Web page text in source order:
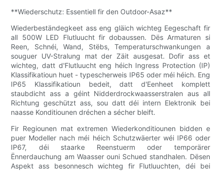
**Wiederschutz: Essentiell fir den Outdoor-Asaz**
Wiederbeständegkeet ass eng gläich wichteg Eegeschaft fir
all 500W LED Flutluucht fir dobaussen. Dës Armaturen si
Reen, Schnéi, Wand, Stëbs, Temperaturschwankungen a
souguer UV-Stralung mat der Zäit ausgesat. Dofir ass et
wichteg, datt d'Flutluucht eng héich Ingress Protection (IP)
Klassifikatioun huet - typescherweis IP65 oder méi héich. Eng
IP65 Klassifikatioun bedeit, datt d'Eenheet komplett
staubdicht ass a géint Nidderdrockwaasserstralen aus all
Richtung geschützt ass, sou datt déi intern Elektronik bei
naasse Konditiounen dréchen a sécher bleift.
Fir Regiounen mat extremen Wiederkonditiounen bidden e
puer Modeller nach méi héich Schutzwäerter wéi IP66 oder
IP67, déi staarke Reenstuerm oder temporärer
Ënnerdauchung am Waasser ouni Schued standhalen. Dësen
Aspekt ass besonnesch wichteg fir Flutluuchten, déi bei